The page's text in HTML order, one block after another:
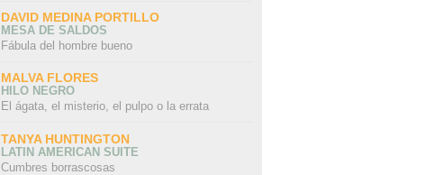
DAVID MEDINA PORTILLO
MESA DE SALDOS
Fábula del hombre bueno
MALVA FLORES
HILO NEGRO
El ágata, el misterio, el pulpo o la errata
TANYA HUNTINGTON
LATIN AMERICAN SUITE
Cumbres borrascosas